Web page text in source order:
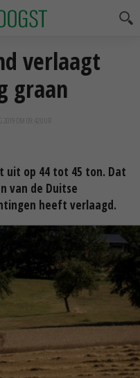
verlaagt
graan
2019 OM 09:42
uit op 44 tot 45 ton. Dat
van de Duitse
heeft verlaagd.